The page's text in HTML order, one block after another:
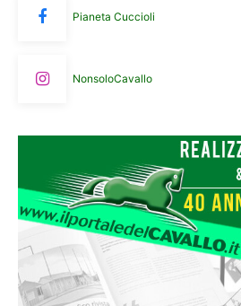
Pianeta Cuccioli
NonsoloCavallo